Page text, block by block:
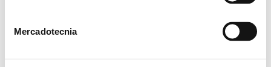
Mercadotecnia